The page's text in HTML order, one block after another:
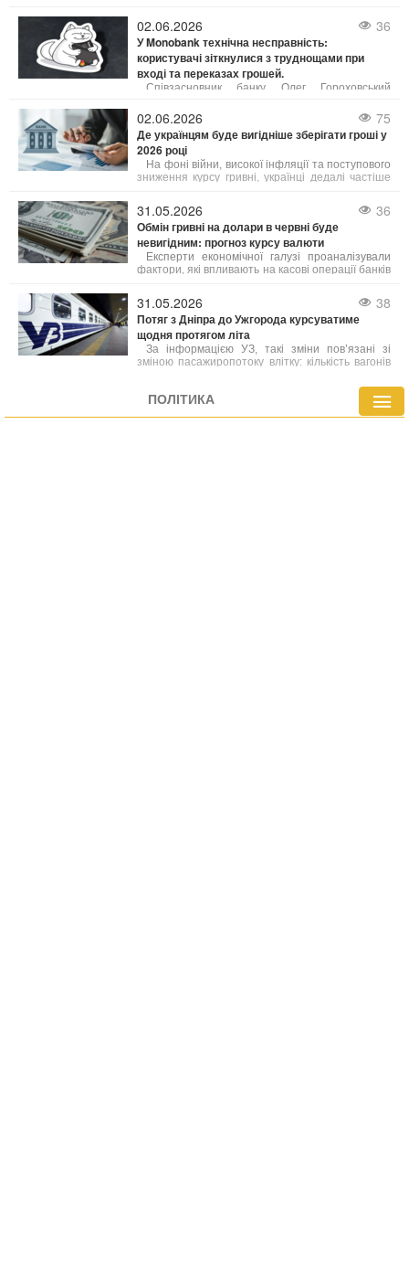
007 гривень більше за жінок. Зокрема, середня
зарплата чоловіків складала 33 798 грн, а жінок
– 24 791 грн.
02.06.2026 36
У Monobank технічна несправність:
користувачі зіткнулися з труднощами при
вході та переказах грошей.
Співзасновник банку Олег Гороховський
спеціалісти вже працюють над її усуненням. "У
нас технічний збій,
02.06.2026 75
Де українцям буде вигідніше зберігати гроші у
2026 році
На фоні війни, високої інфляції та поступового
зниження курсу гривні, українці дедалі частіше
коштів, а й можливості захистити їх від
знецінення.
31.05.2026 36
Обмін гривні на долари в червні буде
невигідним: прогноз курсу валюти
Експерти економічної галузі проаналізували
фактори, які впливають на касові операції банків
діапазону можливих змін котирувань. Зміни
курсу у пунктах обміну напряму пов’язані з
державними фінансовими механізмами. Згідно з
наявними оцінками, нинішня ситуація носить
тимчасовий характер і найближчим часом
очікується стабілізація.
31.05.2026 38
Потяг з Дніпра до Ужгорода курсуватиме
щодня протягом літа
За інформацією УЗ, такі зміни пов’язані зі
зміною пасажиропотоку влітку: кількість вагонів
скорочується, а ресурси перенаправляються на
маршрути з підвищеним попитом.
ПОЛІТИКА